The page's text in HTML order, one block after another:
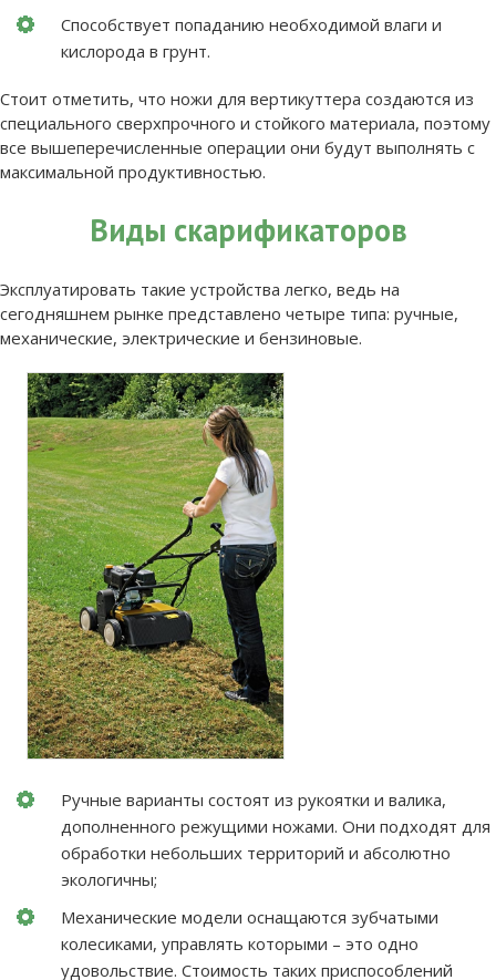
Способствует попаданию необходимой влаги и
кислорода в грунт.
Стоит отметить, что ножи для вертикуттера создаются из
специального сверхпрочного и стойкого материала, поэтому
все вышеперечисленные операции они будут выполнять с
максимальной продуктивностью.
Виды скарификаторов
Эксплуатировать такие устройства легко, ведь на
сегодняшнем рынке представлено четыре типа: ручные,
механические, электрические и бензиновые.
Ручные варианты состоят из рукоятки и валика,
дополненного режущими ножами. Они подходят для
обработки небольших территорий и абсолютно
экологичны;
Механические модели оснащаются зубчатыми
колесиками, управлять которыми – это одно
удовольствие. Стоимость таких приспособлений